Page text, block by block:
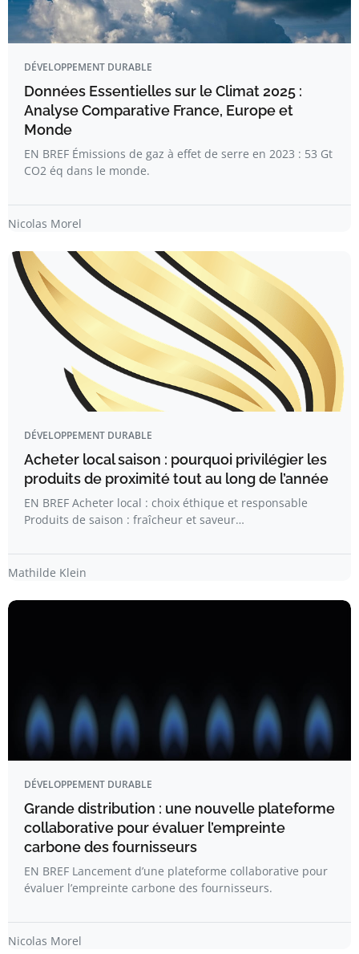
DÉVELOPPEMENT DURABLE
Données Essentielles sur le Climat 2025 :
Analyse Comparative France, Europe et
Monde
EN BREF Émissions de gaz à effet de serre en 2023 : 53 Gt
CO2 éq dans le monde.
Nicolas Morel
DÉVELOPPEMENT DURABLE
Acheter local saison : pourquoi privilégier les
produits de proximité tout au long de l’année
EN BREF Acheter local : choix éthique et responsable
Produits de saison : fraîcheur et saveur…
Mathilde Klein
DÉVELOPPEMENT DURABLE
Grande distribution : une nouvelle plateforme
collaborative pour évaluer l’empreinte
carbone des fournisseurs
EN BREF Lancement d’une plateforme collaborative pour
évaluer l’empreinte carbone des fournisseurs.
Nicolas Morel